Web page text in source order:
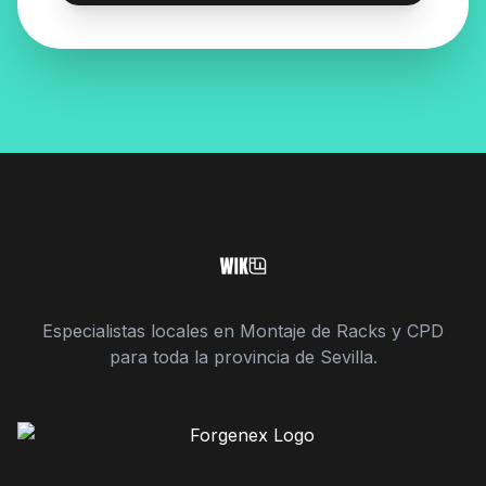
Especialistas locales en Montaje de Racks y CPD
para toda la provincia de Sevilla.